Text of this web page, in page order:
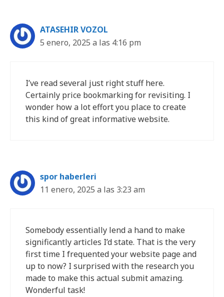
ATASEHIR VOZOL
5 enero, 2025 a las 4:16 pm
I’ve read several just right stuff here.
Certainly price bookmarking for revisiting. I
wonder how a lot effort you place to create
this kind of great informative website.
spor haberleri
11 enero, 2025 a las 3:23 am
Somebody essentially lend a hand to make
significantly articles I’d state. That is the very
first time I frequented your website page and
up to now? I surprised with the research you
made to make this actual submit amazing.
Wonderful task!